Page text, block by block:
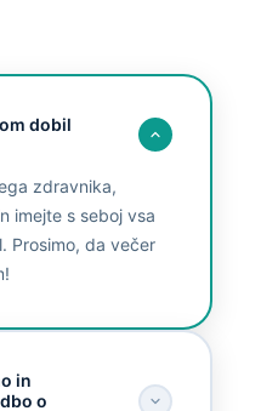
dobil
zdravnika,
imejte s seboj vsa
Prosimo, da večer
in
o